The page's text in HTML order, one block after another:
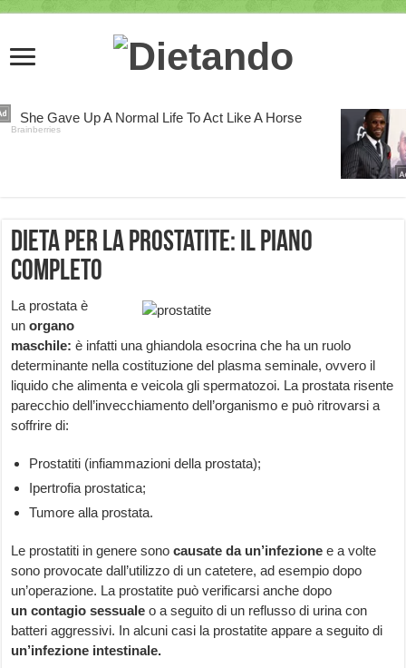
Dieta per la prostatite: il piano
completo
La prostata è
unorgano
maschile: è infatti una ghiandola esocrina che ha un ruolo
determinante nella costituzione del plasma seminale, ovvero il
liquido che alimenta e veicola gli spermatozoi. La prostata risente
parecchio dell’invecchiamento dell’organismo e può ritrovarsi a
soffrire di:
Prostatiti (infiammazioni della prostata);
Ipertrofia prostatica;
Tumore alla prostata.
Le prostatiti in genere sonocausate da un’infezione e a volte
sono provocate dall’utilizzo di un catetere, ad esempio dopo
un’operazione. La prostatite può verificarsi anche dopo
un contagio sessuale o a seguito di un reflusso di urina con
batteri aggressivi. In alcuni casi la prostatite appare a seguito di
un’infezione intestinale.